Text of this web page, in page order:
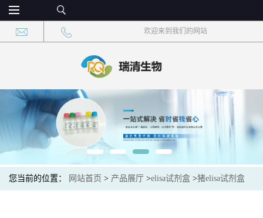
欢迎来到我们的网站
您当前的位置： 网站首页 > 产品展厅 >elisa试剂盒 >猪elisa试剂盒